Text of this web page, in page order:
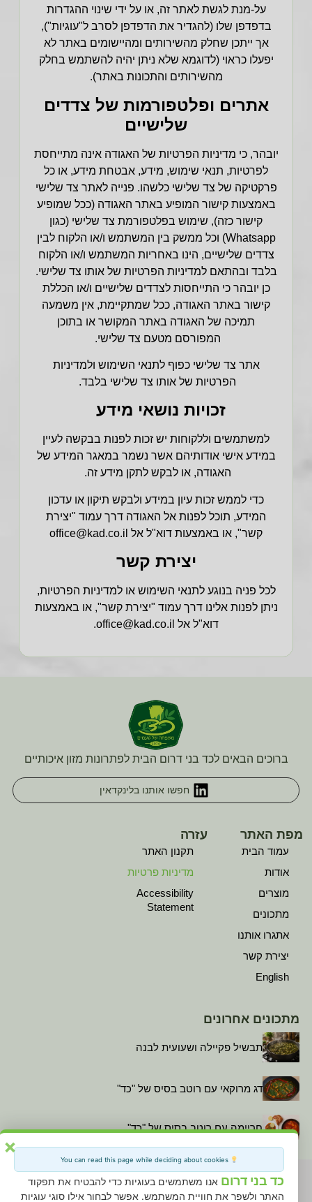
על-מנת לגשת לאתר זה, או על ידי שינוי ההגדרות
בדפדפן שלו (להגדיר את הדפדפן לסרב ל"עוגיות"),
אך ייתכן שחלק מהשירותים ומהיישומים באתר לא
יפעלו כראוי (לדוגמא שלא ניתן יהיה להשתמש בחלק
מהשירותים והתכונות באתר).
אתרים ופלטפורמות של צדדים
שלישיים
יובהר, כי מדיניות הפרטיות של האגודה אינה מתייחסת
לפרטיות, תנאי שימוש, מידע, אבטחת מידע, או כל
פרקטיקה של צד שלישי כלשהו. פנייה לאתר צד שלישי
באמצעות קישור המופיע באתר האגודה (ככל שמופיע
קישור כזה), שימוש בפלטפורמת צד שלישי (כגון
Whatsapp) וכל ממשק בין המשתמש ו/או הלקוח לבין
צדדים שלישיים, הינו באחריות המשתמש ו/או הלקוח
בלבד ובהתאם למדיניות הפרטיות של אותו צד שלישי.
כן יובהר כי התייחסות לצדדים שלישיים ו/או הכללת
קישור באתר האגודה, ככל שמתקיימת, אין משמעה
תמיכה של האגודה באתר המקושר או בתוכן
המפורסם מטעם צד שלישי.
אתר צד שלישי כפוף לתנאי השימוש ולמדיניות
הפרטיות של אותו צד שלישי בלבד.
זכויות נושאי מידע
למשתמשים וללקוחות יש זכות לפנות בבקשה לעיין
במידע אישי אודותיהם אשר נשמר במאגר המידע של
האגודה, או לבקש לתקן מידע זה.
כדי לממש זכות עיון במידע ולבקש תיקון או עדכון
המידע, תוכל לפנות אל האגודה דרך עמוד "יצירת
קשר", או באמצעות דוא"ל אל office@kad.co.il
יצירת קשר
לכל פניה בנוגע לתנאי השימוש או למדיניות הפרטיות,
ניתן לפנות אלינו דרך עמוד "יצירת קשר", או באמצעות
דוא"ל אל
.
ברוכים הבאים לכד בני דרום הבית לפתרונות מזון איכותיים
חפשו אותנו בלינקדאין
מפת האתר
עמוד הבית
אודות
מוצרים
מתכונים
אתגרו אותנו
יצירת קשר
English
עזרה
תקנון האתר
מדיניות פרטיות
Accessibility
Statement
מתכונים אחרונים
תבשיל פקיילה ושעועית לבנה
דג מרוקאי עם רוטב בסיס של "כד"
חריימה עם רוטב בסיס של "כד"
×
You can read this page while deciding about cookies
כד בני דרום אנו משתמשים בעוגיות כדי להבטיח את תפקוד
האתר ולשפר את חוויית המשתמש. אפשר לבחור אילו סוגי עוגיות